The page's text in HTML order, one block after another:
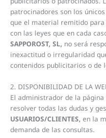
patrocinadores son los
que el material remitido para
con las leyes que en cada
SAPPOROST, SL, no será
inexactitud o irregularidad
contenidos publicitarios o de
2. DISPONIBILIDAD DE LA
El administrador de la
resolver todas las dudas y
USUARIOS/CLIENTES, en la
demanda de las consultas.